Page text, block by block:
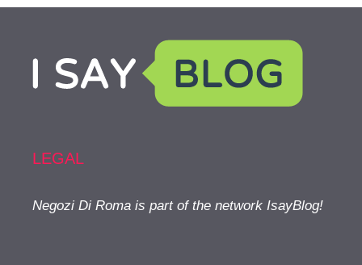
LEGAL
Negozi Di Roma is part of the network IsayBlog!